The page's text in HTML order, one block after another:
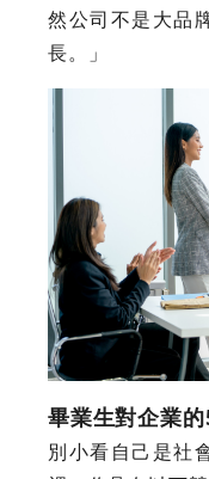
然公司不是大品
長。」
畢業生對企業
別小看自己是社